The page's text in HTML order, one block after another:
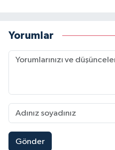
Yorumlar
Gönder